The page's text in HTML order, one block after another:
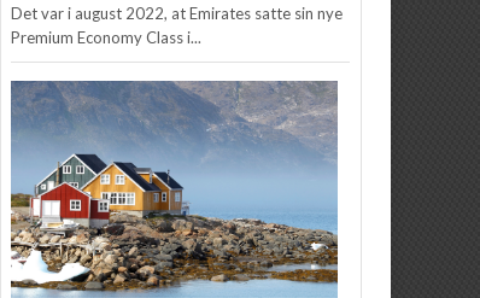
ASIEN,KINA,NYHEDER
Finnair åbner rute til
Kinas “sydlige
hovedstad”
Redaktion
31. august
ASTANA,DESTINATIONER
det nye Dubai?
Redaktion
Det var i august 2022, at Emirates satte sin nye
Premium Economy Class i...